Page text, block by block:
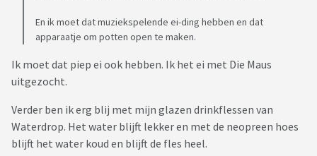
En ik moet dat muziekspelende ei-ding hebben en dat
apparaatje om potten open te maken.
Ik moet dat piep ei ook hebben. Ik het ei met Die Maus
uitgezocht.
Verder ben ik erg blij met mijn glazen drinkflessen van
Waterdrop. Het water blijft lekker en met de neopreen hoes
blijft het water koud en blijft de fles heel.